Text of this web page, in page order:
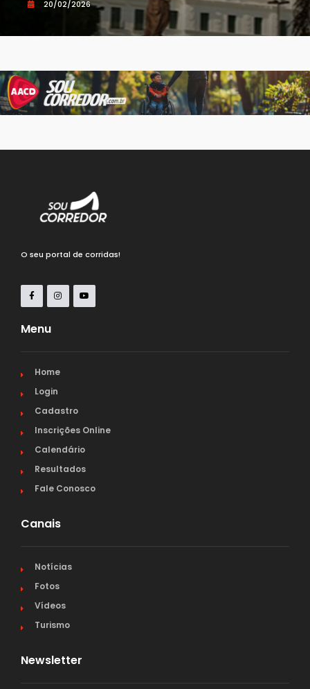
20/02/2026
O seu portal de corridas!
Menu
Home
Login
Cadastro
Inscrições Online
Calendário
Resultados
Fale Conosco
Canais
Notícias
Fotos
Vídeos
Turismo
Newsletter